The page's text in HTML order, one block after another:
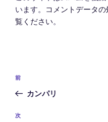
います。
コメントデータ
覧ください。
投
ナ
ビ
前
の
稿
前
カンパリ
次
次